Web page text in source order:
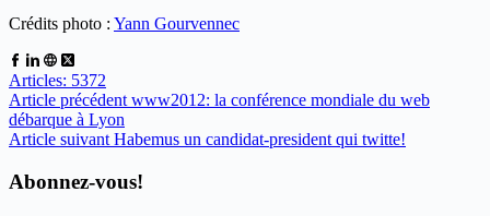
Crédits photo : Yann Gourvennec
Articles: 5372
Article précédent www2012: la conférence mondiale du web
débarque à Lyon
Article suivant Habemus un candidat-president qui twitte!
Abonnez-vous!